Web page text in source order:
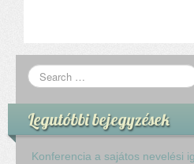
Legutóbbi bejegyzések
Konferencia a sajátos nevelési